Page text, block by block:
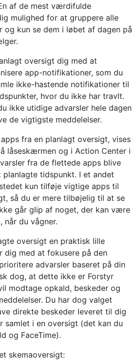
af de mest værdifulde
mulighed for at gruppere alle
og kun se dem i løbet af dagen på
oversigt dig med at
app-notifikationer, som du
ikke-hastende notifikationer til
hvor du ikke har travlt.
ikke utidige advarsler hele dagen
de vigtigste meddelelser.
fra en planlagt oversigt, vises
låseskærmen og i Action Center i
fra de flettede apps blive
tidspunkt. I et andet
kun tilføje vigtige apps til
så du er mere tilbøjelig til at se
går glip af noget, der kan være
når du vågner.
oversigt en praktisk lille
med at fokusere på den
advarsler baseret på din
dog, at dette ikke er Forstyr
modtage opkald, beskeder og
Du har dog valget
direkte beskeder leveret til dig
samlet i en oversigt (det kan du
og FaceTime).
skemaoversigt: